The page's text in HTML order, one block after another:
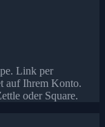
Link per
auf Ihrem Konto.
oder Square.